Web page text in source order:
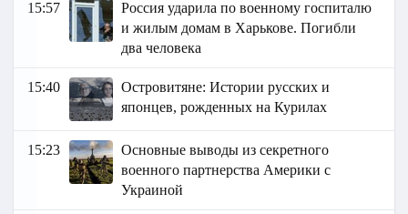
15:57
Россия ударила по военному госпиталю
и жилым домам в Харькове. Погибли
два человека
15:40
Островитяне: Истории русских и
японцев, рожденных на Курилах
15:23
Основные выводы из секретного
военного партнерства Америки с
Украиной